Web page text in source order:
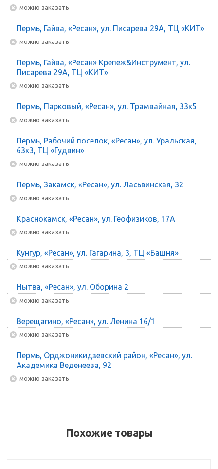
Можно заказать
Пермь, Гайва, «Ресан», ул. Писарева 29А, ТЦ «КИТ»
Можно заказать
Пермь, Гайва, «Ресан» Крепеж&Инструмент, ул.
Писарева 29А, ТЦ «КИТ»
Можно заказать
Пермь, Парковый, «Ресан», ул. Трамвайная, 33к5
Можно заказать
Пермь, Рабочий поселок, «Ресан», ул. Уральская,
63к3, ТЦ «Гудвин»
Можно заказать
Пермь, Закамск, «Ресан», ул. Ласьвинская, 32
Можно заказать
Краснокамск, «Ресан», ул. Геофизиков, 17А
Можно заказать
Кунгур, «Ресан», ул. Гагарина, 3, ТЦ «Башня»
Можно заказать
Нытва, «Ресан», ул. Оборина 2
Можно заказать
Верещагино, «Ресан», ул. Ленина 16/1
Можно заказать
Пермь, Орджоникидзевский район, «Ресан», ул.
Академика Веденеева, 92
Можно заказать
Похожие товары